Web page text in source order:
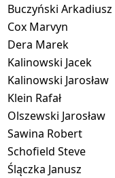
Buczyński Arkadiusz
Cox Marvyn
Dera Marek
Kalinowski Jacek
Kalinowski Jarosław
Klein Rafał
Olszewski Jarosław
Sawina Robert
Schofield Steve
Ślączka Janusz